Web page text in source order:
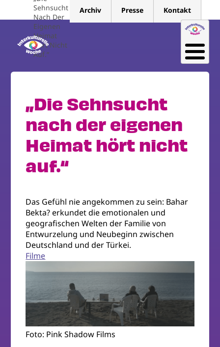
Sehnsucht
Nach Der
Eigenen
Heimat
Hört Nicht
Auf.“
Archiv Presse Kontakt
„Die Sehnsucht
nach der eigenen
Heimat hört nicht
auf.“
Das Gefühl nie angekommen zu sein: Bahar
Bekta? erkundet die emotionalen und
geografischen Welten der Familie von
Entwurzelung und Neubeginn zwischen
Deutschland und der Türkei.
Filme
Foto: Pink Shadow Films